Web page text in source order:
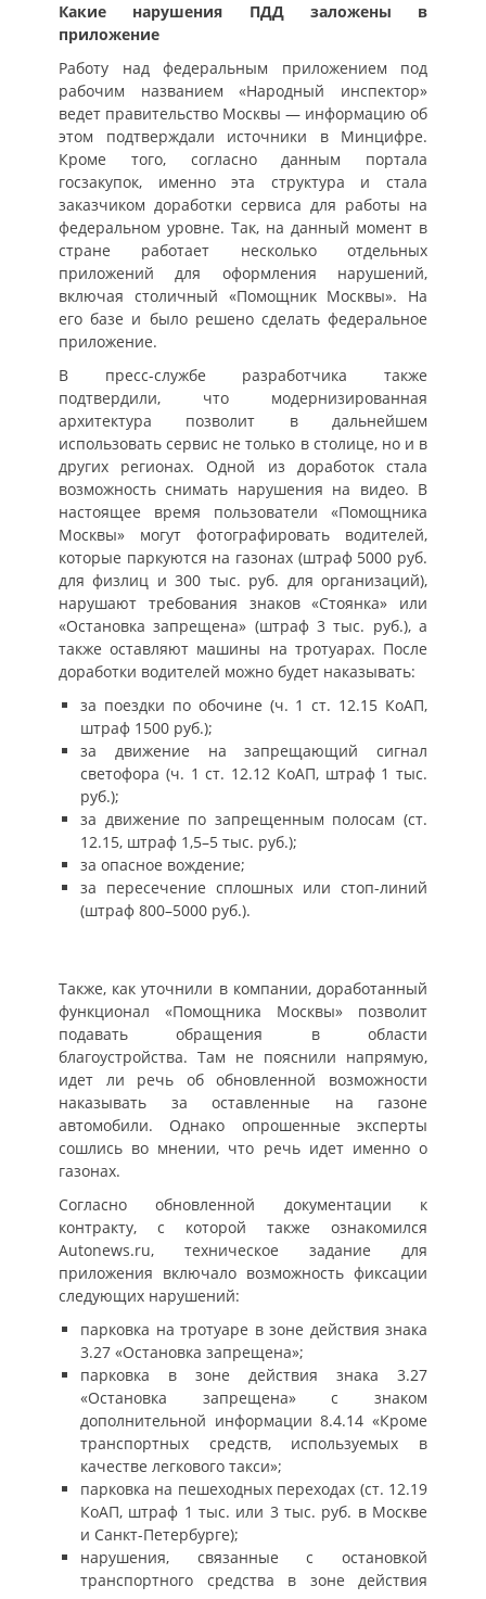
Какие нарушения ПДД заложены в
приложение
Работу над федеральным приложением под
рабочим названием «Народный инспектор»
ведет правительство Москвы — информацию об
этом подтверждали источники в Минцифре.
Кроме того, согласно данным портала
госзакупок, именно эта структура и стала
заказчиком доработки сервиса для работы на
федеральном уровне. Так, на данный момент в
стране работает несколько отдельных
приложений для оформления нарушений,
включая столичный «Помощник Москвы». На
его базе и было решено сделать федеральное
приложение.
В пресс-службе разработчика также
подтвердили, что модернизированная
архитектура позволит в дальнейшем
использовать сервис не только в столице, но и в
других регионах. Одной из доработок стала
возможность снимать нарушения на видео. В
настоящее время пользователи «Помощника
Москвы» могут фотографировать водителей,
которые паркуются на газонах (штраф 5000 руб.
для физлиц и 300 тыс. руб. для организаций),
нарушают требования знаков «Стоянка» или
«Остановка запрещена» (штраф 3 тыс. руб.), а
также оставляют машины на тротуарах. После
доработки водителей можно будет наказывать:
за поездки по обочине (ч. 1 ст. 12.15 КоАП,
штраф 1500 руб.);
за движение на запрещающий сигнал
светофора (ч. 1 ст. 12.12 КоАП, штраф 1 тыс.
руб.);
за движение по запрещенным полосам (ст.
12.15, штраф 1,5–5 тыс. руб.);
за опасное вождение;
за пересечение сплошных или стоп-линий
(штраф 800–5000 руб.).
Также, как уточнили в компании, доработанный
функционал «Помощника Москвы» позволит
подавать обращения в области
благоустройства. Там не пояснили напрямую,
идет ли речь об обновленной возможности
наказывать за оставленные на газоне
автомобили. Однако опрошенные эксперты
сошлись во мнении, что речь идет именно о
газонах.
Согласно обновленной документации к
контракту, с которой также ознакомился
Autonews.ru, техническое задание для
приложения включало возможность фиксации
следующих нарушений:
парковка на тротуаре в зоне действия знака
3.27 «Остановка запрещена»;
парковка в зоне действия знака 3.27
«Остановка запрещена» с знаком
дополнительной информации 8.4.14 «Кроме
транспортных средств, используемых в
качестве легкового такси»;
парковка на пешеходных переходах (ст. 12.19
КоАП, штраф 1 тыс. или 3 тыс. руб. в Москве
и Санкт-Петербурге);
нарушения, связанные с остановкой
транспортного средства в зоне действия